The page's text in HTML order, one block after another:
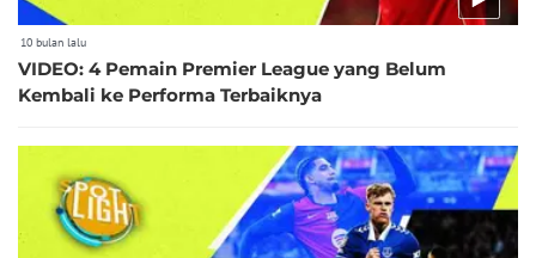
10 bulan lalu
VIDEO: 4 Pemain Premier League yang Belum
Kembali ke Performa Terbaiknya